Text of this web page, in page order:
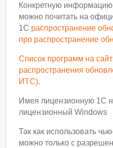
Конкретную
можно почитать на
1С распространение
про распространение
Список программ на
распространения
ИТС).
Имея лицензионную 1С
лицензионный Windows
Так как использовать
можно только с